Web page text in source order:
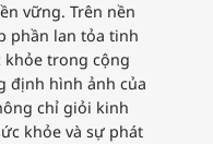
vững. Trên nền
phần lan tỏa tinh
khỏe trong cộng
định hình ảnh của
chỉ giỏi kinh
khỏe và sự phát